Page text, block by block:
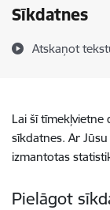
Sīkdatnes
Atskaņot
Lai šī
sīkdatnes. Ar
izmantotas
Pielāgot